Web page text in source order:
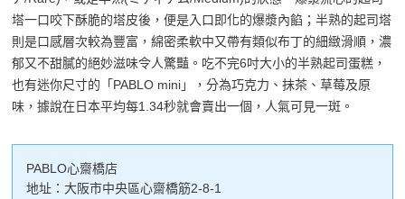
塔一口咬下酥脆的塔皮後，便是入口即化的爆漿內餡；半熟的起司塔
則是口感層次較為豐富，綿密柔軟中又帶有類似布丁的細緻滑順，濃
郁又不甜膩的絕妙滋味令人驚豔。吃不完6吋大小的半熟起司蛋糕，
也有迷你尺寸的「PABLO mini」，分為巧克力、抹茶、草莓及原
味，據說在日本平均每1.34秒就會賣出一個，人氣可見一斑。
PABLO心齋橋店
地址：大阪市中央區心齋橋筋2-8-1